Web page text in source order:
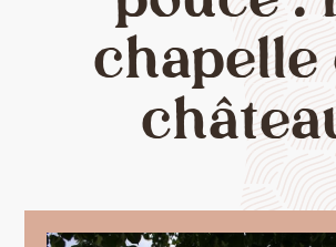
chapelle